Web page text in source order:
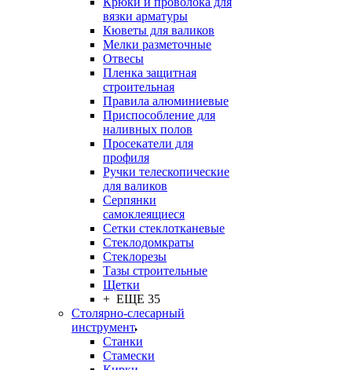
вязки арматуры
Кюветы для валиков
Мелки разметочные
Отвесы
Пленка защитная
строительная
Правила алюминиевые
Приспособление для
наливных полов
Просекатели для
профиля
Ручки телескопические
для валиков
Серпянки
самоклеящиеся
Сетки стеклотканевые
Стеклодомкраты
Стеклорезы
Тазы строительные
Щетки
+ ЕЩЕ 35
Столярно-слесарный
инструмент
Станки
Стамески